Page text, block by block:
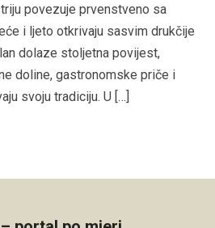
povezuje prvenstveno sa
i ljeto otkrivaju sasvim drukčije
dolaze stoljetna povijest,
doline, gastronomske priče i
svoju tradiciju. U […]